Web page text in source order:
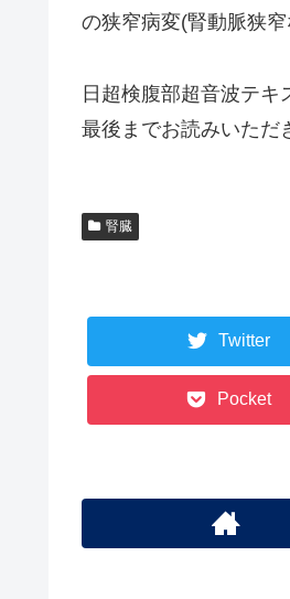
の狭窄病変(腎動脈狭窄
日超検腹部超音波テキ
最後までお読みいただ
腎臓
Twitter
Pocket